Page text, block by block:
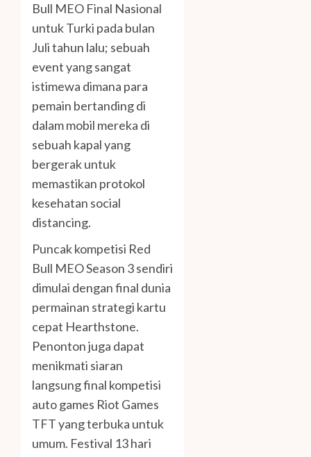
Bull MEO Final Nasional
untuk Turki pada bulan
Juli tahun lalu; sebuah
event yang sangat
istimewa dimana para
pemain bertanding di
dalam mobil mereka di
sebuah kapal yang
bergerak untuk
memastikan protokol
kesehatan social
distancing.
Puncak kompetisi Red
Bull MEO Season 3 sendiri
dimulai dengan final dunia
permainan strategi kartu
cepat Hearthstone.
Penonton juga dapat
menikmati siaran
langsung final kompetisi
auto games Riot Games
TFT yang terbuka untuk
umum. Festival 13 hari